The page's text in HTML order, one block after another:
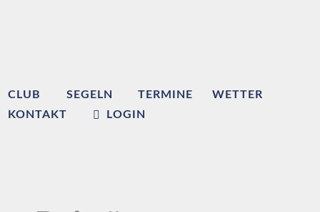
CLUB SEGELN TERMINE
WETTER
KONTAKT
LOGIN